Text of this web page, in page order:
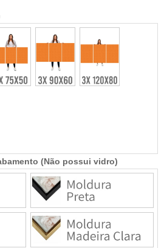
(Não possui vidro)